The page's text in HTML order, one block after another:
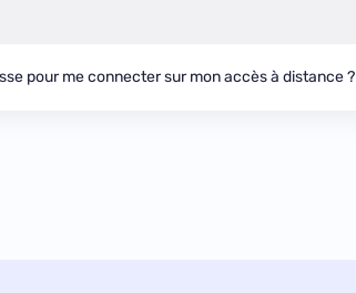
pour me connecter sur mon accès à distance ?